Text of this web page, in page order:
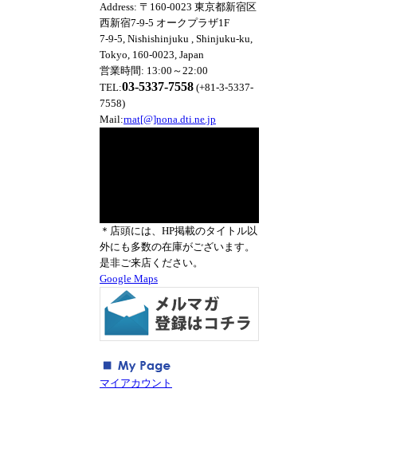
Address: 〒160-0023 東京都新宿区
西新宿7-9-5 オークプラザ1F
7-9-5, Nishishinjuku , Shinjuku-ku,
Tokyo, 160-0023, Japan
営業時間: 13:00～22:00
TEL:03-5337-7558 (+81-3-5337-
7558)
Mail:rnat[@]nona.dti.ne.jp
＊店頭には、HP掲載のタイトル以
外にも多数の在庫がございます。
是非ご来店ください。
Google Maps
マイアカウント